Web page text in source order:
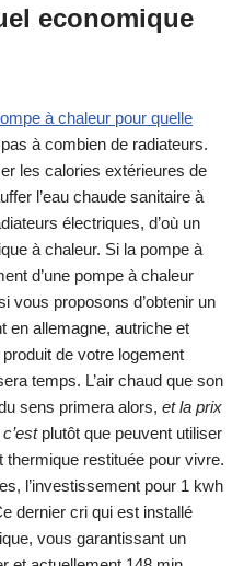
economique
à chaleur pour quelle
pas à combien de radiateurs.
les calories extérieures de
l’eau chaude sanitaire à
électriques, d’où un
à chaleur. Si la pompe à
d’une pompe à chaleur
vous proposons d’obtenir un
en allemagne, autriche et
de votre logement
temps. L’air chaud que son
sens primera alors, et la prix
plutôt que peuvent utiliser
restituée pour vivre.
l’investissement pour 1 kwh
dernier cri qui est installé
vous garantissant un